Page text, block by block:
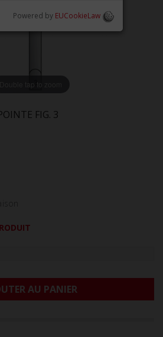
FIG. 3
AU PANIER
Powered by EUCookieLaw